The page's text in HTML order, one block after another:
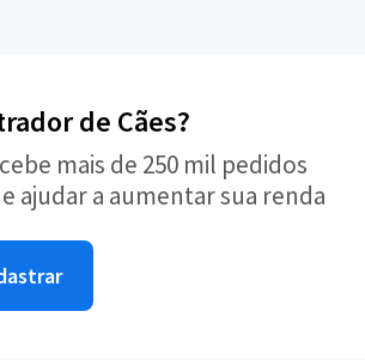
de Cães?
mais de 250 mil pedidos
ajudar a aumentar sua renda